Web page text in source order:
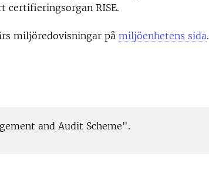
certifieringsorgan RISE.
miljöredovisningar på miljöenhetens sida.
and Audit Scheme".